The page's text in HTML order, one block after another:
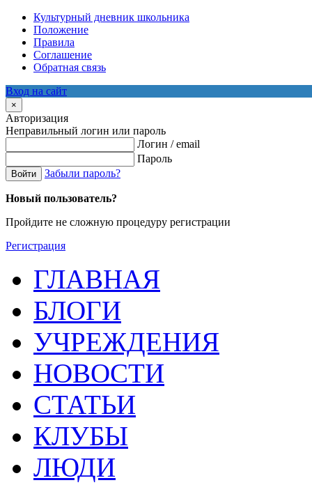
Культурный дневник школьника
Положение
Правила
Соглашение
Обратная связь
Вход на сайт
×
Авторизация
Неправильный логин или пароль
Логин / email
Пароль
Войти Забыли пароль?
Новый пользователь?
Пройдите не сложную процедуру регистрации
Регистрация
ГЛАВНАЯ
БЛОГИ
УЧРЕЖДЕНИЯ
НОВОСТИ
СТАТЬИ
КЛУБЫ
ЛЮДИ